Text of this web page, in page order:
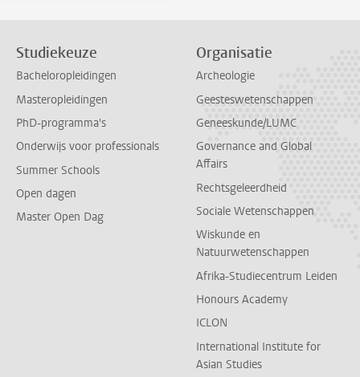
Studiekeuze
Bacheloropleidingen
Masteropleidingen
PhD-programma's
Onderwijs voor professionals
Summer Schools
Open dagen
Master Open Dag
Organisatie
Archeologie
Geesteswetenschappen
Geneeskunde/LUMC
Governance and Global
Affairs
Rechtsgeleerdheid
Sociale Wetenschappen
Wiskunde en
Natuurwetenschappen
Afrika-Studiecentrum Leiden
Honours Academy
ICLON
International Institute for
Asian Studies